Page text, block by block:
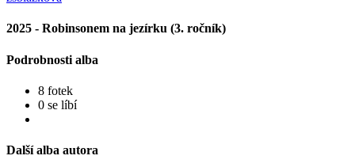
2025 - Robinsonem na jezírku (3. ročník)
Podrobnosti alba
8 fotek
0 se líbí
Další alba autora